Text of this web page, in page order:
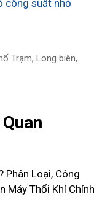
tán khí đến
có thể kết hợp
này, lượng khí
dùng.
nhôm cao cấp
công suất nhỏ
Trạm, Long biên,
Phân Loại, Công
Máy Thổi Khí Chính